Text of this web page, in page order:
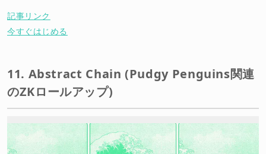
記事リンク
今すぐはじめる
11. Abstract Chain (Pudgy Penguins関連
のZKロールアップ)